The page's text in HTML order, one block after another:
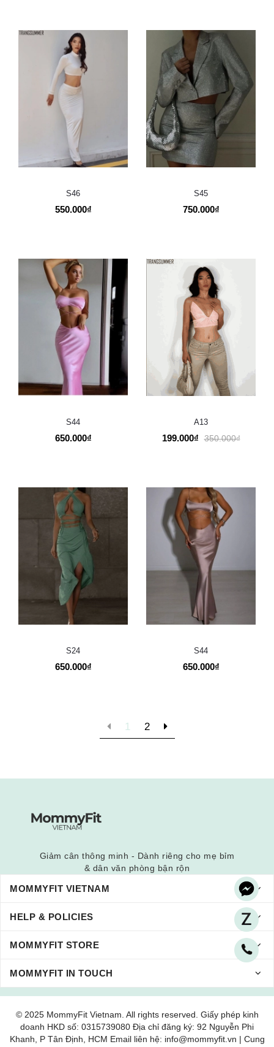
S46
550.000₫
S45
750.000₫
S44
650.000₫
A13
199.000₫ 350.000₫
S24
650.000₫
S44
650.000₫
1 2
Giảm cân thông minh - Dành riêng cho mẹ bỉm
& dân văn phòng bận rộn
MOMMYFIT VIETNAM
HELP & POLICIES
MOMMYFIT STORE
MOMMYFIT IN TOUCH
© 2025 MommyFit Vietnam. All rights reserved. Giấy phép kinh
doanh HKD số: 0315739080 Địa chỉ đăng ký: 92 Nguyễn Phi
Khanh, P Tân Định, HCM Email liên hệ: info@mommyfit.vn | Cung